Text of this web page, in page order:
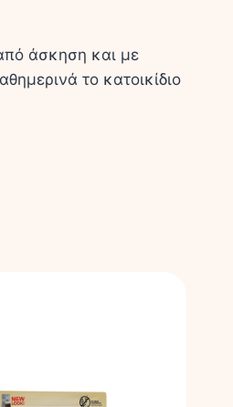
άσκηση και με
το κατοικίδιο